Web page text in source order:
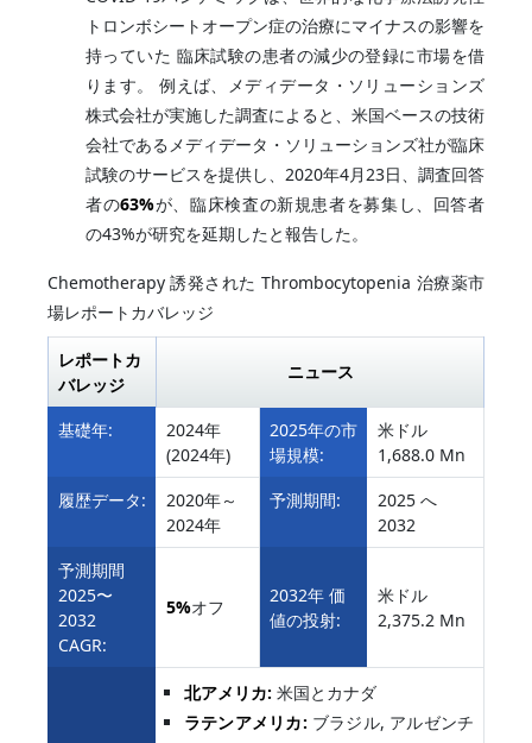
トロンボシートオープン症の治療にマイナスの影響を
持っていた 臨床試験の患者の減少の登録に市場を借
ります。 例えば、メディデータ・ソリューションズ
株式会社が実施した調査によると、米国ベースの技術
会社であるメディデータ・ソリューションズ社が臨床
試験のサービスを提供し、2020年4月23日、調査回答
者の63%が、臨床検査の新規患者を募集し、回答者
の43%が研究を延期したと報告した。
Chemotherapy 誘発された Thrombocytopenia 治療薬市
場レポートカバレッジ
レポートカ
バレッジ
ニュース
基礎年:
2024年
(2024年)
2025年の市
場規模:
米ドル
1,688.0 Mn
履歴データ:
2020年～
2024年
予測期間:
2025 へ
2032
予測期間
2025〜
2032
CAGR:
5%オフ
2032年 価
値の投射:
米ドル
2,375.2 Mn
北アメリカ: 米国とカナダ
ラテンアメリカ: ブラジル, アルゼンチ